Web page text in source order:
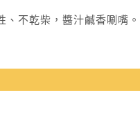
不乾柴，醬汁鹹香唰嘴。